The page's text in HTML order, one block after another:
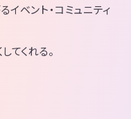
ベント・コミュニティ
てくれる。